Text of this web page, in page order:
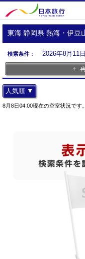
東海 静岡県 熱海・伊
検索条件：
2026年8月11
＋
人気順 ▼
8月8日04:00現在の空室状況です。